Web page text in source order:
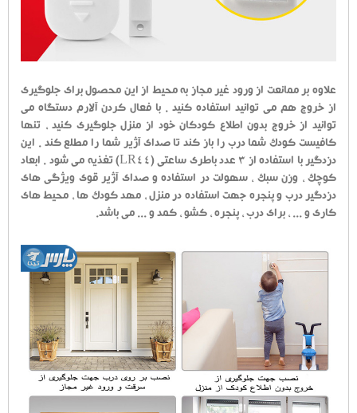
علاوه بر ممانعت از ورود غیر مجاز به محیط از این محصول برای جلوگیری
از خروج هم می توانید استفاده کنید . با فعال کردن آلارم دستگاه می
توانید از خروج بدون اطلاع کودکان خود از منزل جلوگیری کنید ، تنها
کافیست کودک شما درب را باز کند تا صدای آژیر شما را مطلع کند . این
دزدگیر با استفاده از 3 عدد باطری ساعتی (LR44) تغذیه می شود . ابعاد
کوچک ، وزن سبک ، سهولت در استفاده و صدای آژیر قوی ویژگی های
دزدگیر درب و پنجره جهت استفاده در منزل ، مهد کودک ها ، محیط های
کاری و ... ، برای درب ، پنجره ، کشو ، کمد و ... می باشد.